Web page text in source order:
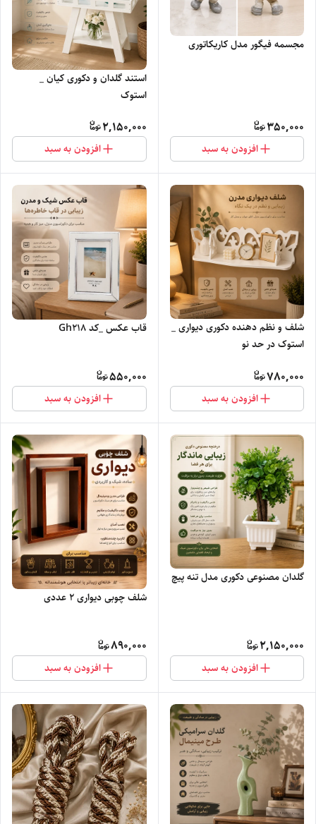
مجسمه فیگور مدل کاریکاتوری
350,000
افزودن به سبد
استند گلدان و دکوری کیان _
استوک
2,150,000
افزودن به سبد
شلف و نظم دهنده دکوری دیواری _
استوک در حد نو
780,000
افزودن به سبد
قاب عکس _کد Gh218
550,000
افزودن به سبد
گلدان مصنوعی دکوری مدل تنه پیچ
2,150,000
افزودن به سبد
شلف چوبی دیواری ۲ عددی
890,000
افزودن به سبد